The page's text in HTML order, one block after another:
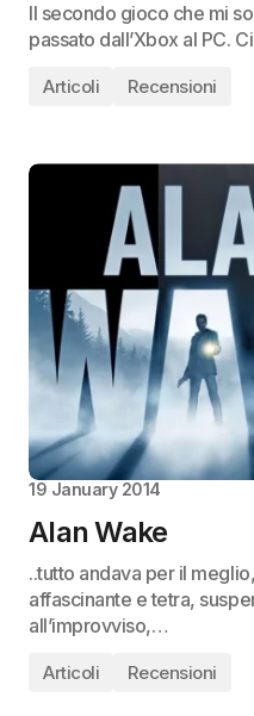
Il secondo gioco che mi
passato dall’Xbox al PC.
Articoli Recensioni
19 January 2014
Alan Wake
..tutto andava per il
affascinante e tetra,
all’improvviso,…
Articoli Recensioni